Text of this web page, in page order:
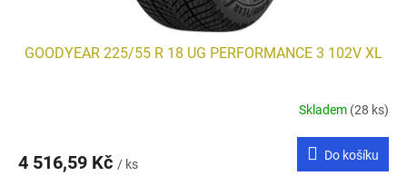
GOODYEAR 225/55 R 18 UG PERFORMANCE 3 102V XL
Skladem (28 ks)
4 516,59 Kč / ks
Do košíku